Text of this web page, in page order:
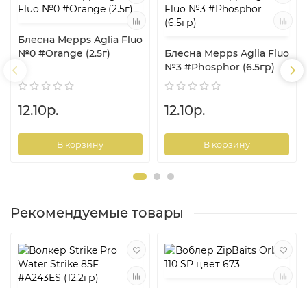
Блесна Mepps Aglia Fluo
№0 #Orange (2.5г)
12.10р.
В корзину
Блесна Mepps Aglia Fluo
№3 #Phosphor (6.5гр)
12.10р.
В корзину
Рекомендуемые товары